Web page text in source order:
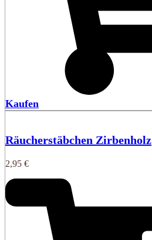
Kaufen
Räucherstäbchen Zirbenholz
2,95 €